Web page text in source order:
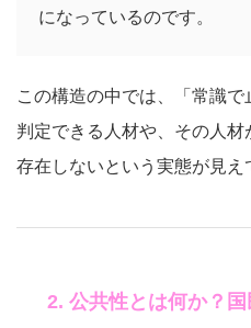
になっているのです。
この構造の中では、「常識
判定できる人材や、その人
存在しないという実態が見え
2. 公共性とは何か？